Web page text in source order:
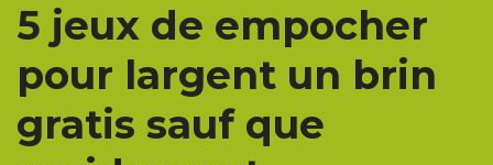
5 jeux de empocher
pour largent un brin
gratis sauf que